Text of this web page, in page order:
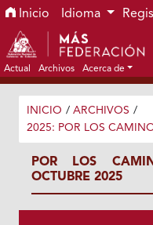
Ir al menú de navegación
Ir al contenido principal
Ir al pie de página del
Inicio Idioma
Actual Archivos Acerca de
INICIO / ARCHIVOS /
2025: POR LOS
POR LOS
OCTUBRE 2025